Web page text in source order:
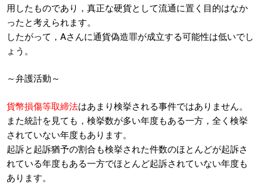
用したものであり，真正な硬貨として流通に置く目的はなか
ったと考えられます。
したがって，Aさんに通貨偽造罪が成立する可能性は低いでし
ょう。
～弁護活動～
貨幣損傷等取締法はあまり検挙される事件ではありません。
また統計を見ても，検挙数が多い年度もある一方，全く検挙
されていない年度もあります。
起訴と起訴猶予の割合も検挙された件数のほとんどが起訴さ
れている年度もある一方でほとんど起訴されていない年度も
あります。